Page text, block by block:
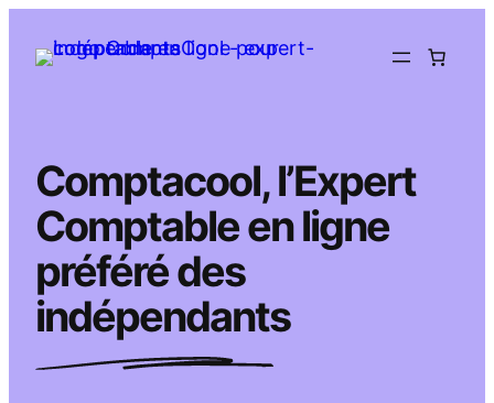
Comptacool, l’Expert
Comptable en ligne
préféré des
indépendants